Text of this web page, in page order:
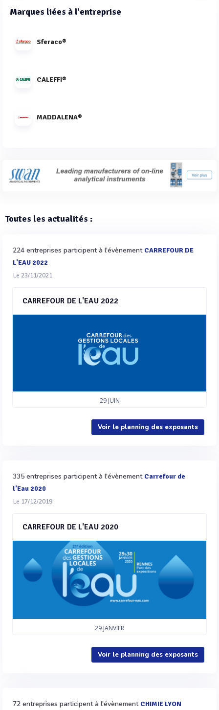
Marques liées à l'entreprise
Sferaco®
CALEFFI®
MADDALENA®
Toutes les actualités :
224 entreprises participent à l'évènement CARREFOUR DE
L'EAU 2022
Le 23/11/2021
CARREFOUR DE L'EAU 2022
29 JUIN
Voir le planning des exposants
335 entreprises participent à l'évènement Carrefour de
l'Eau 2020
Le 17/12/2019
CARREFOUR DE L'EAU 2020
29 JANVIER
Voir le planning des exposants
72 entreprises participent à l'évènement CHIMIE LYON